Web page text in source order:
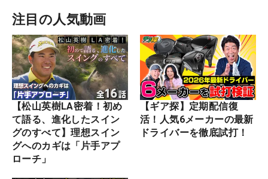
注目の人気動画
【松山英樹LA密着！初め
て語る、進化したスイン
グのすべて】理想スイン
グへのカギは「片手アプ
ローチ」
【ギア探】定期配信復
活！人気6メーカーの最新
ドライバーを徹底試打！